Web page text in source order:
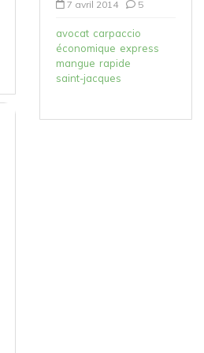
7 avril 2014 5
avocat carpaccio
économique express
mangue rapide
saint-jacques